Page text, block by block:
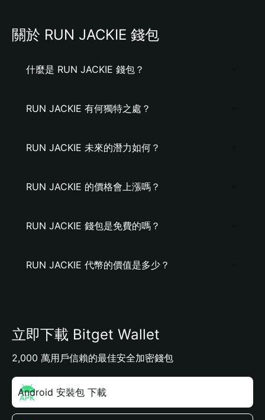
關於 RUN JACKIE 錢包
什麼是 RUN JACKIE 錢包？
RUN JACKIE 有何獨特之處？
RUN JACKIE 未來的潛力如何？
RUN JACKIE 的價格會上漲嗎？
RUN JACKIE 錢包是免費的嗎？
RUN JACKIE 代幣的價值是多少？
立即下載 Bitget Wallet
2,000 萬用戶信賴的最佳安全加密錢包
Android 安裝包 下載